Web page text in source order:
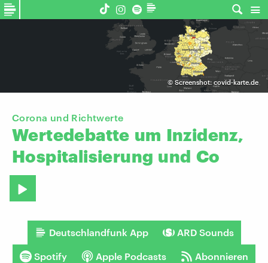
© Screenshot: covid-karte.de
Corona und Richtwerte
Wertedebatte um Inzidenz,
Hospitalisierung und Co
Deutschlandfunk App ARD Sounds
Spotify Apple Podcasts Abonnieren